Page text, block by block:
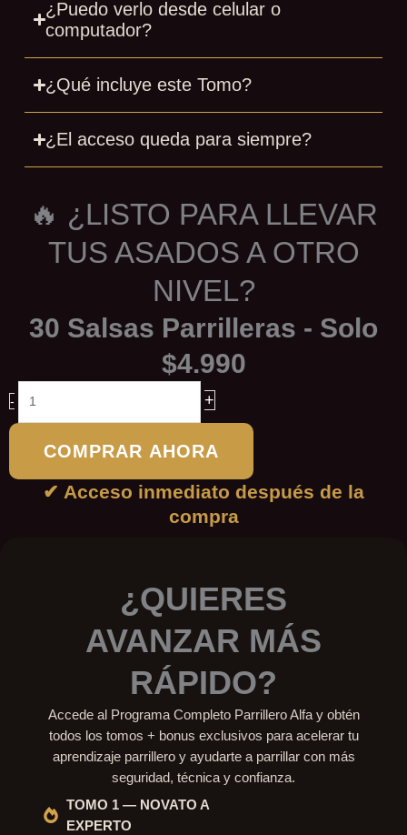
¿Puedo verlo desde celular o
computador?
¿Qué incluye este Tomo?
¿El acceso queda para siempre?
🔥 ¿LISTO PARA LLEVAR
TUS ASADOS A OTRO
NIVEL?
30 Salsas Parrilleras - Solo
$4.990
-
CON
SALSAS
+
COMPRAR AHORA
✔ Acceso inmediato después de la
compra
¿QUIERES
AVANZAR MÁS
RÁPIDO?
Accede al Programa Completo Parrillero Alfa y obtén
todos los tomos + bonus exclusivos para acelerar tu
aprendizaje parrillero y ayudarte a parrillar con más
seguridad, técnica y confianza.
TOMO 1 — NOVATO A
EXPERTO